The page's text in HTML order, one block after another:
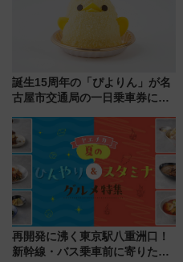
誕生15周年の「ぴよりん」が名
古屋市交通局の一日乗車券に！
定1万5000枚】
再開発に沸く東京駅八重洲口！
新幹線・バス乗車前に寄りたい